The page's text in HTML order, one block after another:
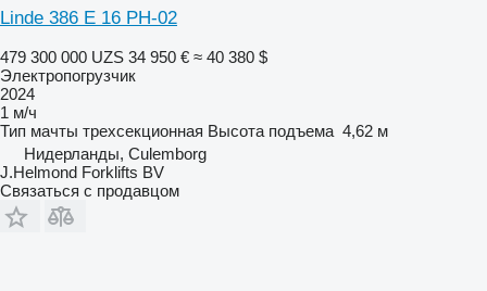
Linde 386 E 16 PH-02
479 300 000 UZS 34 950 € ≈ 40 380 $
Электропогрузчик
2024
1 м/ч
Тип мачты трехсекционная Высота подъема 4,62 м
Нидерланды, Culemborg
J.Helmond Forklifts BV
Связаться с продавцом